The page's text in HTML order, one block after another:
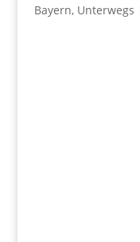
Bayern, Unterwegs